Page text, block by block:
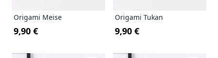
Origami Meise
9,90 €
Origami Tukan
9,90 €